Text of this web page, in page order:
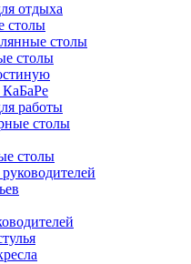
отдыха
столы
столы
столы
работы
столы
столы